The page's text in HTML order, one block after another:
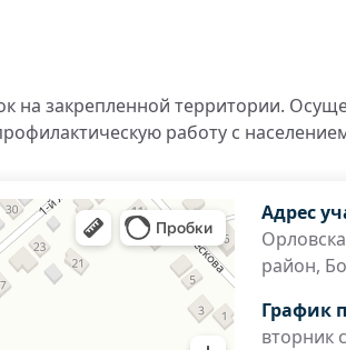
закрепленной территории.
работу с
Адрес
район,
График
вторник